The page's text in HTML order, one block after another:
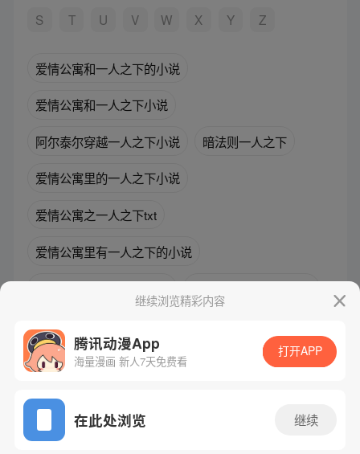
S
T U V W X Y Z
爱情公寓和一人之下的小说
爱情公寓和一人之下小说
阿尔泰尔穿越一人之下小说 暗法则一人之下
爱情公寓里的一人之下小说
爱情公寓之一人之下txt
爱情公寓里有一人之下的小说
继续浏览精彩内容
腾讯动漫App
海量漫画 新人7天免费看
打开APP
在此处浏览 继续
网站备案/许可证号：粤B2-20090059-5
Copyright©1998 - 2026 Tencent. All Rights Reserved